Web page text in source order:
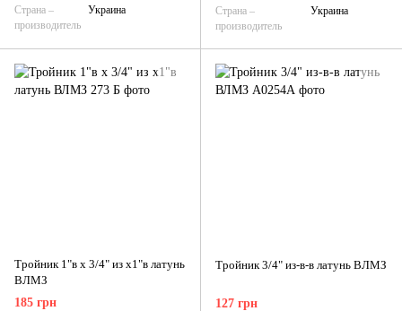
Страна –
производитель
Украина
Страна –
производитель
Украина
Тройник 1"в х 3/4" из х1"в латунь
ВЛМЗ
185 грн
Тройник 3/4" из-в-в латунь ВЛМЗ
127 грн